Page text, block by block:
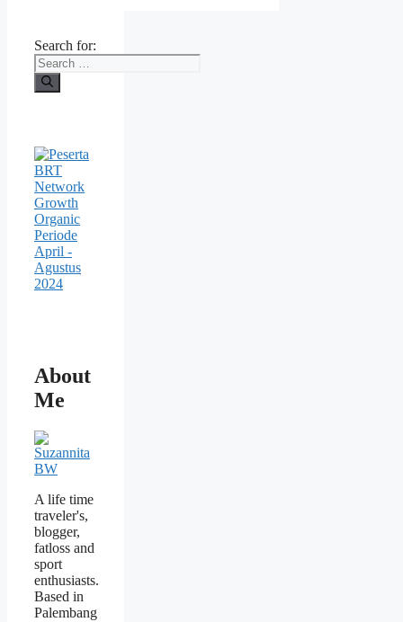
Search for:
About
Me
A life time
traveler's,
blogger,
fatloss and
sport
enthusiasts.
Based in
Palembang